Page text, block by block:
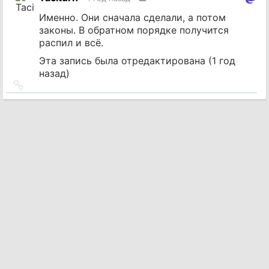
Именно. Они сначала сделали, а потом
законы. В обратном порядке получится
распил и всё.
Эта запись была отредактирована (1 год
назад)
на